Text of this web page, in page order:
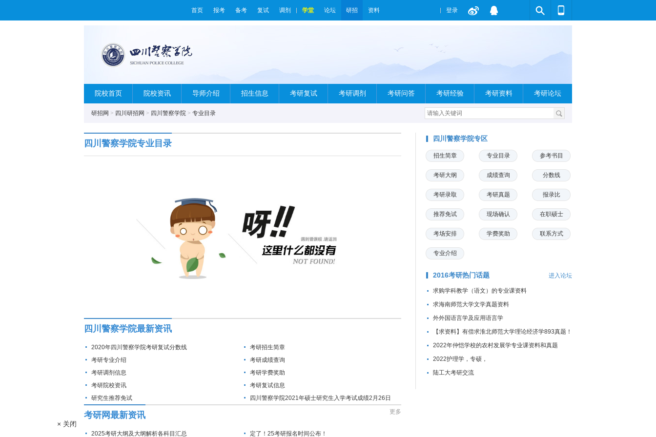
首页 报考 备考 复试 调剂 学堂 论坛 研招 资料 登录
院校首页 院校资讯 导师介绍 招生信息 考研复试 考研调剂 考研问答 考研经验 考研资料 考研论坛
研招网 > 四川研招网 > 四川警察学院 > 专业目录
四川警察学院专业目录
四川警察学院最新资讯
2020年四川警察学院考研复试分数线
考研招生简章
考研专业介绍
考研成绩查询
考研调剂信息
考研学费奖助
考研院校资讯
考研复试信息
研究生推荐免试
四川警察学院2021年硕士研究生入学考试成绩2月26日
考研网最新资讯 更多
2025考研大纲及大纲解析各科目汇总 定了！25考研报名时间公布！
四川警察学院专区
招生简章 专业目录 参考书目
考研大纲 成绩查询 分数线
考研录取 考研真题 报录比
推荐免试 现场确认 在职硕士
考场安排 学费奖助 联系方式
专业介绍
2016考研热门话题 进入论坛
求购学科教学（语文）的专业课资料
求海南师范大学文学真题资料
外外国语言学及应用语言学
【求资料】有偿求淮北师范大学理论经济学893真题！
2022年仲恺学校的农村发展学专业课资料和真题
2022护理学，专硕，
陆工大考研交流
× 关闭